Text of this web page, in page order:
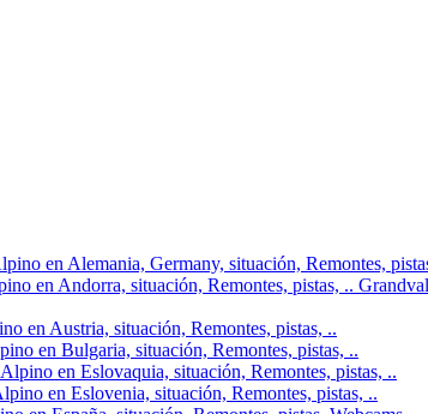
en Alemania, Germany, situación, Remontes,
en Andorra, situación, Remontes, pistas, ..
en Austria, situación, Remontes, pistas, ..
en Bulgaria, situación, Remontes, pistas, ..
en Eslovaquia, situación, Remontes, pistas, ..
en Eslovenia, situación, Remontes, pistas, ..